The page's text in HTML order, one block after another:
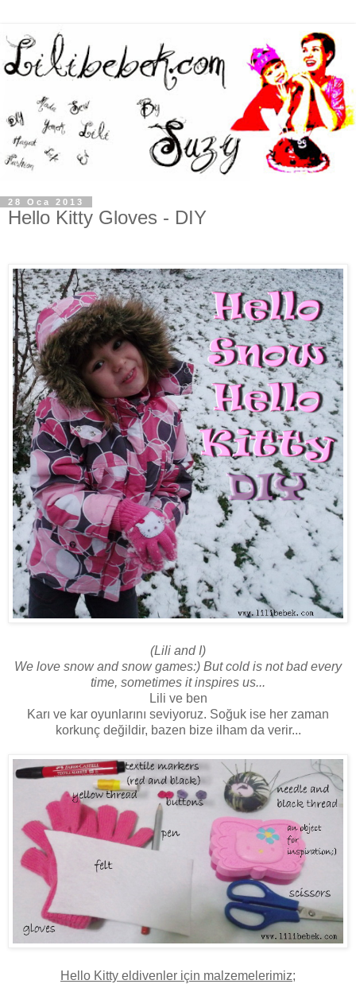
28 Oca 2013
Hello Kitty Gloves - DIY
(Lili and I)
We love snow and snow games:) But cold is not bad every
time, sometimes it inspires us...
Lili ve ben
Karı ve kar oyunlarını seviyoruz. Soğuk ise her zaman
korkunç değildir, bazen bize ilham da verir...
Hello Kitty eldivenler için malzemelerimiz;